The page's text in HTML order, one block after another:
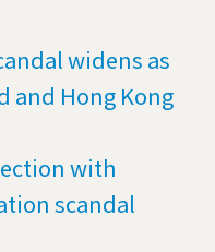
widens as
and Hong Kong
with
scandal